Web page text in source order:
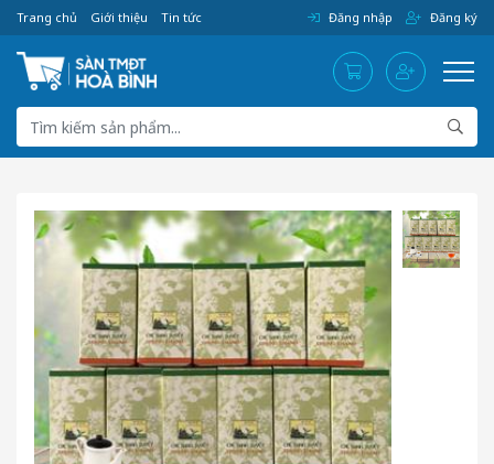
Trang chủ Giới thiệu Tin tức Đăng nhập Đăng ký